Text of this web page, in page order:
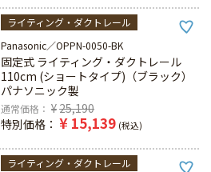
ライティング・ダクトレール
Panasonic
OPPN-0050-BK
固定式 ライティング・ダクトレール
110cm (ショートタイプ)（ブラック）
パナソニック製
通常価格 ¥25,190
特別価格
¥ 15,139 税込
ライティング・ダクトレール